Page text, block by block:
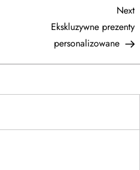
Next
Ekskluzywne prezenty
personalizowane